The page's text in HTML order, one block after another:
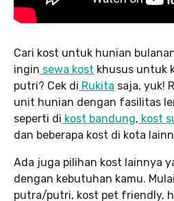
Cari kost untuk hunian
ingin sewa kost khusus untuk
putri? Cek di Rukita saja, yuk!
unit hunian dengan fasilitas
seperti di kost bandung, kost
dan beberapa kost di kota
Ada juga pilihan kost lainnya
dengan kebutuhan kamu.
putra/putri, kost pet friendly,